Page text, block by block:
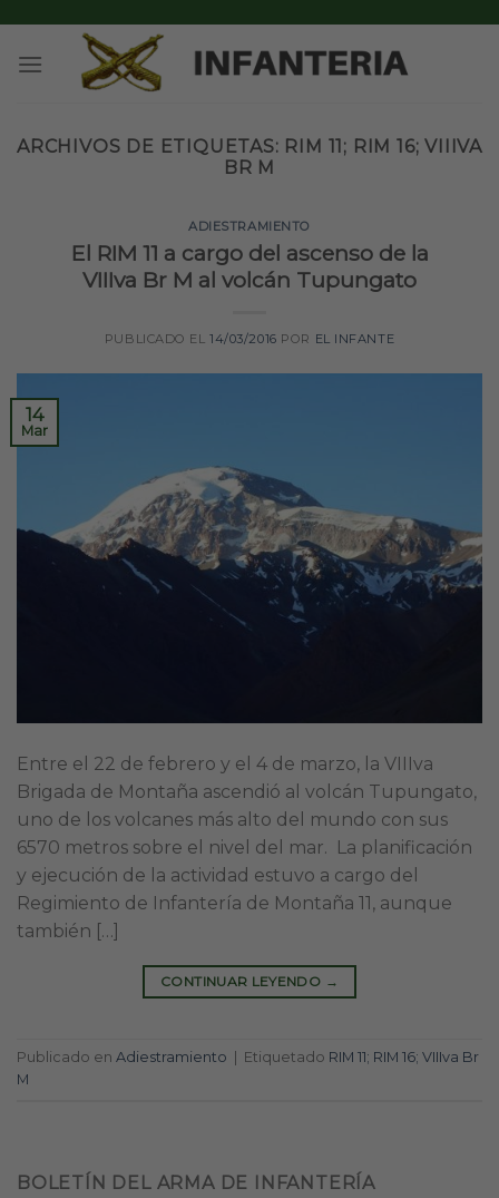
content
ARCHIVOS DE ETIQUETAS: RIM 11; RIM 16; VIIIVA
BR M
ADIESTRAMIENTO
El RIM 11 a cargo del ascenso de la
VIIIva Br M al volcán Tupungato
PUBLICADO EL14/03/2016 POR EL INFANTE
14
Mar
Entre el 22 de febrero y el 4 de marzo, la VIIIva
Brigada de Montaña ascendió al volcán Tupungato,
uno de los volcanes más alto del mundo con sus
6570 metros sobre el nivel del mar. La planificación
y ejecución de la actividad estuvo a cargo del
Regimiento de Infantería de Montaña 11, aunque
también […]
CONTINUAR LEYENDO →
Publicado en Adiestramiento Etiquetado RIM 11; RIM 16; VIIIva Br
M
BOLETÍN DEL ARMA DE INFANTERÍA